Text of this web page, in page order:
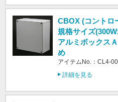
CBOX (コントロ
規格サイズ
アルミボックス
め
アイテムNo.：CL4-
詳細を見る